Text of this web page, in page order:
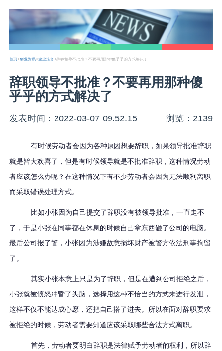
首页>创业资讯>企业法务>辞职领导不批准？不要再用那种傻乎乎的方式解决了
辞职领导不批准？不要再用那种傻
乎乎的方式解决了
发表时间：2022-03-07 09:52:15 浏览：2139
有时候劳动者会因为各种原因想要辞职，如果领导批准辞职
就是皆大欢喜了，但是有时候领导就是不批准辞职，这种情况劳动
者应该怎么办呢？在这种情况下有不少劳动者会因为无法顺利离职
而采取错误处理方式。
比如小张因为自己提交了辞职没有被领导批准，一直走不
了，于是小张在同事都在休息的时候自己拿东西砸了公司的电脑。
最后公司报了警，小张因为涉嫌故意损坏财产被警方依法刑事拘留
了。
其实小张本意上只是为了辞职，但是在遭到公司拒绝之后，
小张就被愤怒冲昏了头脑，选择用这种不恰当的方式来进行发泄，
这样不仅不能达成心愿，还把自己搭了进去。所以在面对辞职要求
被拒绝的时候，劳动者需要知道应该采取哪些合法方式离职。
首先，劳动者要明白辞职是法律赋予劳动者的权利，所以辞